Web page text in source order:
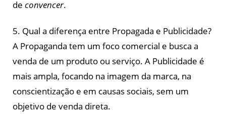
de convencer.
5. Qual a diferença entre Propagada e Publicidade?
A Propaganda tem um foco comercial e busca a
venda de um produto ou serviço. A Publicidade é
mais ampla, focando na imagem da marca, na
conscientização e em causas sociais, sem um
objetivo de venda direta.